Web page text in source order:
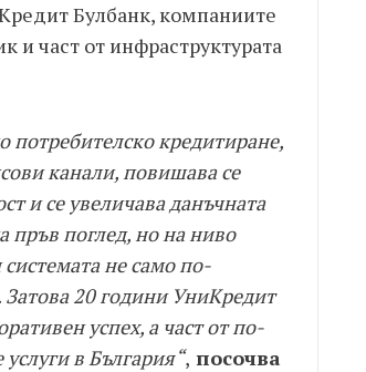
Булбанк, компаниите
и част от инфраструктурата
потребителско кредитиране,
канали, повишава се
и се увеличава данъчната
пръв поглед, но на ниво
не само по-
20 години УниКредит
успех, а част от по-
в България“, посочва